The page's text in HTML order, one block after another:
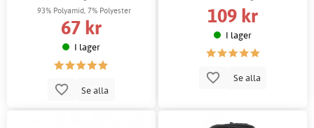
93% Polyamid, 7% Polyester
67 kr
I lager
Se alla
109 kr
I lager
Se alla